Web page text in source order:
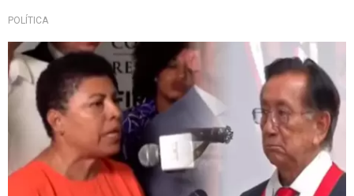
POLÍTICA
Cuestionan elección